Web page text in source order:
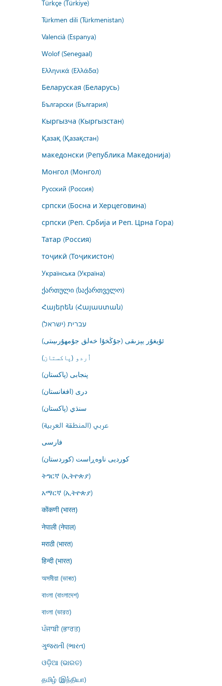
Türkçe (Türkiye)
Türkmen dili (Türkmenistan)
Valencià (Espanya)
Wolof (Senegaal)
Ελληνικά (Ελλάδα)
Беларуская (Беларусь)
Български (България)
Кыргызча (Кыргызстан)
Қазақ (Қазақстан)
македонски (Република Македонија)
Монгол (Монгол)
Русский (Россия)
српски (Босна и Херцеговина)
српски (Реп. Србија и Реп. Црна Гора)
Татар (Россия)
тоҷикӣ (Тоҷикистон)
Українська (Україна)
ქართული (საქართველო)
Հայերեն (Հայաստան)
עברית (ישראל)
ئۇيغۇر يېزىقى (جۇڭخۇا خەلق جۇمھۇرىيىتى)
اُردو (پاکستان)
پنجابی (پاکستان)
درى (افغانستان)
سنڌي (پاکستان)
عربي (المنطقة العربية)
فارسى
کوردیی ناوەڕاست (کوردستان)
ትግርኛ (ኢትዮጵያ)
አማርኛ (ኢትዮጵያ)
कोंकणी (भारत)
नेपाली (नेपाल)
मराठी (भारत)
हिन्दी (भारत)
অসমীয়া (ভাৰত)
বাংলা (বাংলাদেশ)
বাংলা (ভারত)
ਪੰਜਾਬੀ (ਭਾਰਤ)
ગુજરાતી (ભારત)
ଓଡ଼ିଆ (ଭାରତ)
தமிழ் (இந்தியா)